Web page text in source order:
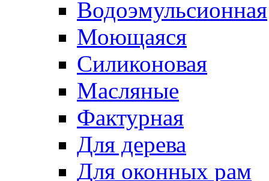
Водоэмульсионная
Моющаяся
Силиконовая
Масляные
Фактурная
Для дерева
Для оконных рам